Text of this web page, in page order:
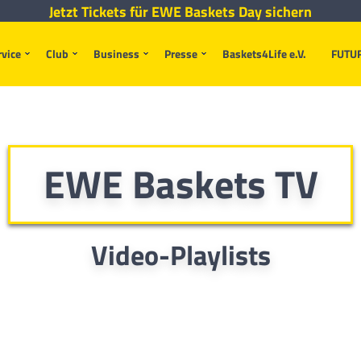
Club Business Presse Baskets4Life e.V.
Jetzt Tickets für EWE Baskets Day sichern
EWE Baskets TV
Video-Playlists